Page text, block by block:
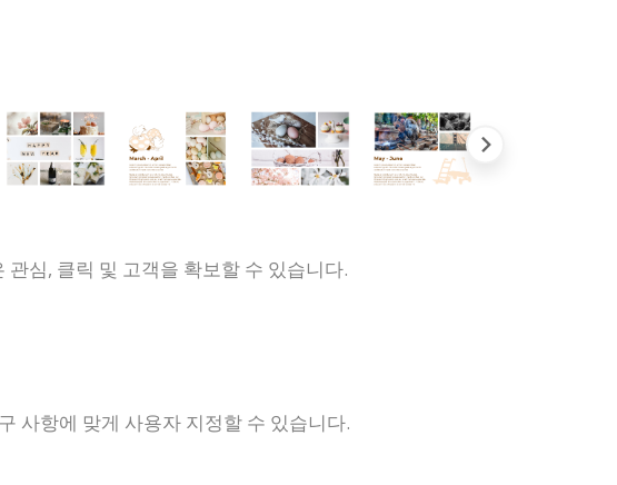
심, 클릭 및 고객을 확보할 수 있습니다.
사항에 맞게 사용자 지정할 수 있습니다.